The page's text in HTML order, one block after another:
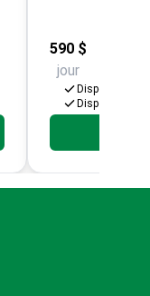
590 $
jour
Disponible à
Disponible